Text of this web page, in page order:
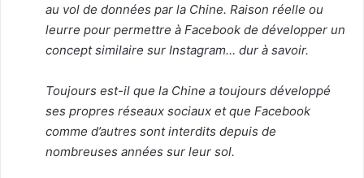
au vol de données par la Chine. Raison réelle ou
leurre pour permettre à Facebook de développer un
concept similaire sur Instagram… dur à savoir.
Toujours est-il que la Chine a toujours développé
ses propres réseaux sociaux et que Facebook
comme d’autres sont interdits depuis de
nombreuses années sur leur sol.